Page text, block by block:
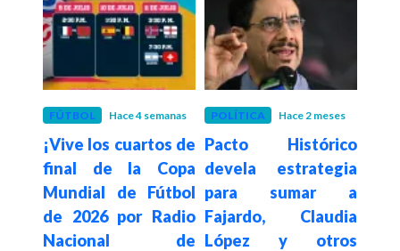
FÚTBOL Hace 4 semanas
¡Vive los cuartos de
final de la Copa
Mundial de Fútbol
de 2026 por Radio
Nacional de
POLÍTICA Hace 2 meses
Pacto Histórico
devela estrategia
para sumar a
Fajardo, Claudia
López y otros